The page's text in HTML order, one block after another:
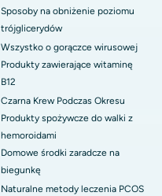
Sposoby na obniżenie poziomu
trójglicerydów
Wszystko o gorączce wirusowej
Produkty zawierające witaminę
B12
Czarna Krew Podczas Okresu
Produkty spożywcze do walki z
hemoroidami
Domowe środki zaradcze na
biegunkę
Naturalne metody leczenia PCOS